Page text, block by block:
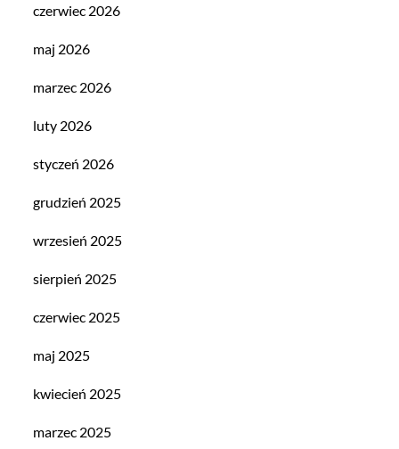
czerwiec 2026
maj 2026
marzec 2026
luty 2026
styczeń 2026
grudzień 2025
wrzesień 2025
sierpień 2025
czerwiec 2025
maj 2025
kwiecień 2025
marzec 2025